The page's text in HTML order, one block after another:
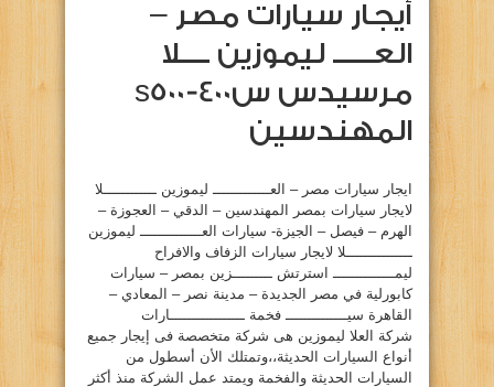
أيجار سيارات مصر –
العــــــ ليموزين ــــلا
مرسيدس س400-s500
المهندسين
ايجار سيارات مصر – العـــــــــــــ ليموزين ــــــــــــلا
لايجار سيارات بمصر المهندسين – الدقي – العجوزة –
الهرم – فيصل – الجيزة- سيارات العــــــــــــــ ليموزين
ـــــــــــــــلا لايجار سيارات الزفاف والافراح
ليمــــــــــــــ استرتش ـــــــــزين بمصر – سيارات
كابورلية في مصر الجديدة – مدينة نصر – المعادي –
القاهرة سيــــــــــــــ فخمة ـــــــــــــــــارات
شركة العلا ليموزين هى شركة متخصصة فى إيجار جميع
أنواع السيارات الحديثة،،وتمتلك الأن أسطول من
السيارات الحديثة والفخمة ويمتد عمل الشركة منذ أكثر